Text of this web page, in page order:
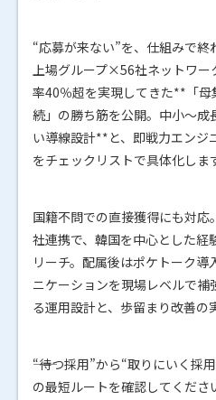
“応募が来ない”を、仕組みで終
上場グループ×56社ネットワ
率40％超を実現してきた**「
続」の勝ち筋を公開。中小～成
い導線設計**と、即戦力エンジ
をチェックリストで具体化しま
国籍不問での直接獲得にも対
社連携で、韓国を中心とした経
リーチ。配属後はポケトーク導
ニケーションを現場レベルで補
る運用設計と、歩留まり改善の
――“待つ採用”から“取りにいく
の最短ルートを確認してくださ